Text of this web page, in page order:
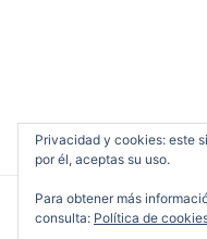
Privacidad y cookies: este
por él, aceptas su uso.
Para obtener más
consulta: Política de